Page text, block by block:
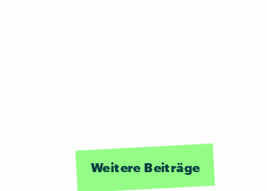
Weitere Beiträge